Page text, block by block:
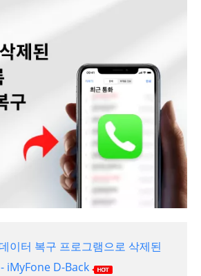
이터 복구 프로그램으로 삭제된
iMyFone D-Back